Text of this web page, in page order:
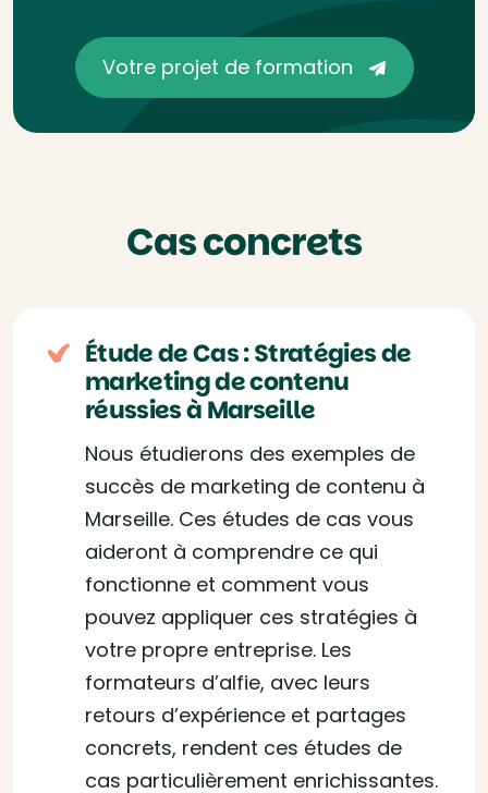
Votre projet de formation
Cas concrets
Étude de Cas : Stratégies de
marketing de contenu
réussies à Marseille
Nous étudierons des exemples de
succès de marketing de contenu à
Marseille. Ces études de cas vous
aideront à comprendre ce qui
fonctionne et comment vous
pouvez appliquer ces stratégies à
votre propre entreprise. Les
formateurs d’alfie, avec leurs
retours d’expérience et partages
concrets, rendent ces études de
cas particulièrement enrichissantes.